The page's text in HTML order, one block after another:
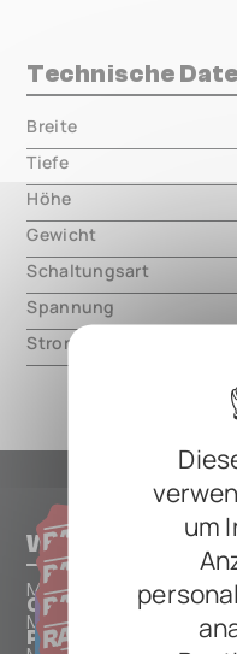
um
Technische
Breite
Tiefe
Höhe
Gewicht
Schaltungsart
Spannung
Strom
Weitere Pedals
SYNTH OCTAVER
Mu-Tron
Octavider+ Vintage
PHASER
Mu-Tron
Phasor III